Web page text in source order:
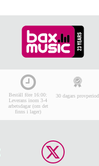
Beställ före 16:00:
Leverans inom 3-4
arbetsdagar (om det
finns i lager)
30 dagars provperiod